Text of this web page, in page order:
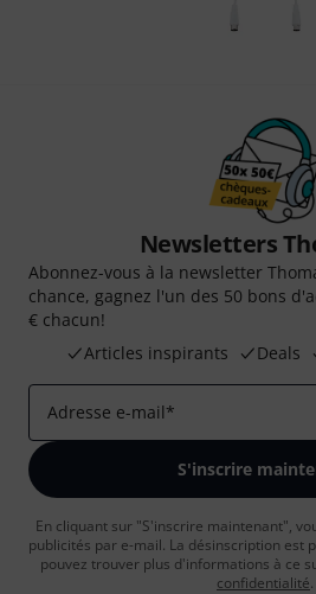
Newsletters
Abonnez-vous à la newsletter
chance, gagnez l'un des 50 bons
€ chacun!
Articles inspirants
Deals
Adresse e-mail*
S'inscrire
En cliquant sur "S'inscrire maintenant",
publicités par e-mail. La désinscription est
pouvez trouver plus d'informations à ce
confidentialité.